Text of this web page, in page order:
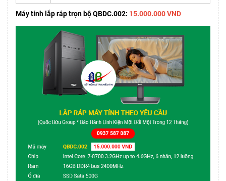
Máy tính lắp ráp trọn bộ QBDC.002: 15.000.000 VND